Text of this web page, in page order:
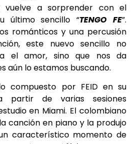
vuelve a sorprender con el
último sencillo “TENGO FE”.
románticos y una percusión
este nuevo sencillo no
el amor, sino que nos da
aún lo estamos buscando.
compuesto por FEID en su
partir de varias sesiones
en Miami. El colombiano
canción en piano y la produjo
característico momento de